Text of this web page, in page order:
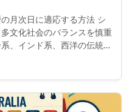
月次日に適応する方法 シ
文化社会のバランスを慎重
、インド系、西洋の伝統か
を反映しています。しか